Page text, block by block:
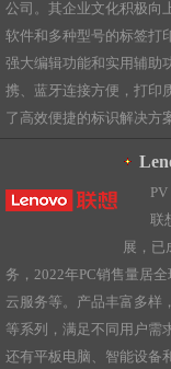
公司。其企业文化积极向
软件和多种型号的标签打
强大编辑功能和实用辅助
携、蓝牙连接方便，打印
了高效便捷的标识解决方
联
展，已
务，2022年PC销售量居
云服务等。产品丰富多样
等系列，满足不同用户需
还有平板电脑、智能设备